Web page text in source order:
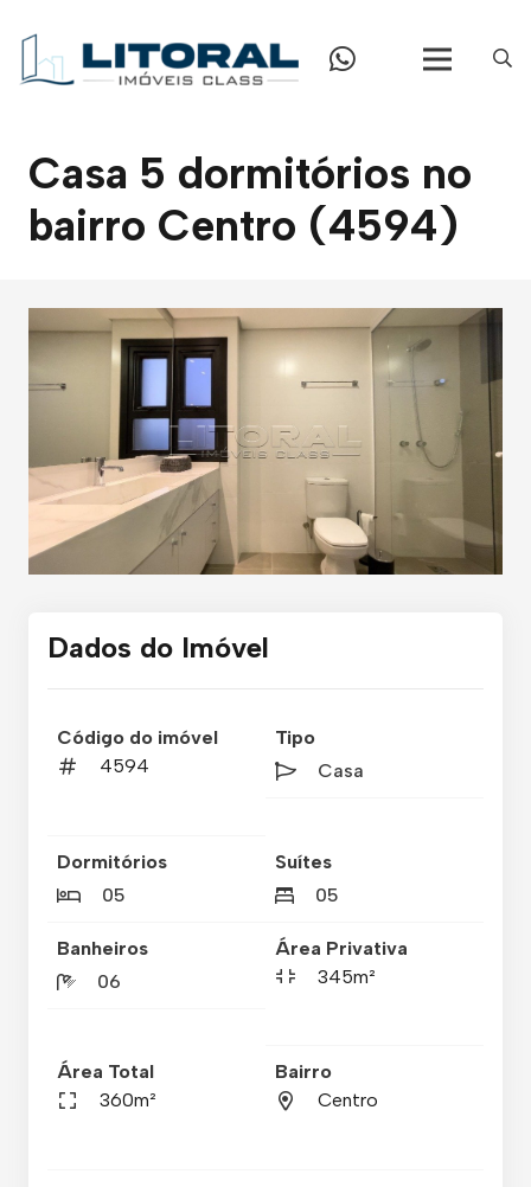
Casa 5 dormitórios no
bairro Centro (4594)
Dados do Imóvel
Código do imóvel
4594
Tipo
Casa
Dormitórios
05
Suítes
05
Banheiros
06
Área Privativa
345m²
Área Total
360m²
Bairro
Centro